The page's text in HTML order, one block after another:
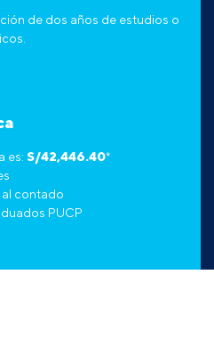
de dos años de estudios o
es: S/42,446.40*
contado
PUCP